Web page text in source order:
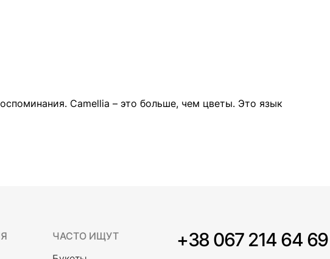
Camellia – это больше, чем цветы. Это язык
ЧАСТО ИЩУТ
+38 067 214 64 69